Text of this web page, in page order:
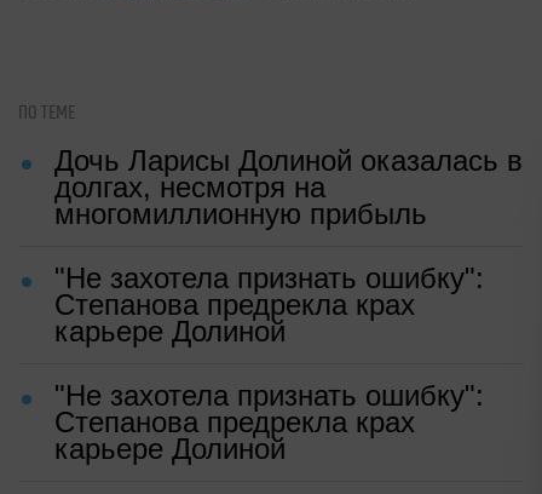
ПО ТЕМЕ
Дочь Ларисы Долиной оказалась в
долгах, несмотря на
многомиллионную прибыль
"Не захотела признать ошибку":
Степанова предрекла крах
карьере Долиной
"Не захотела признать ошибку":
Степанова предрекла крах
карьере Долиной